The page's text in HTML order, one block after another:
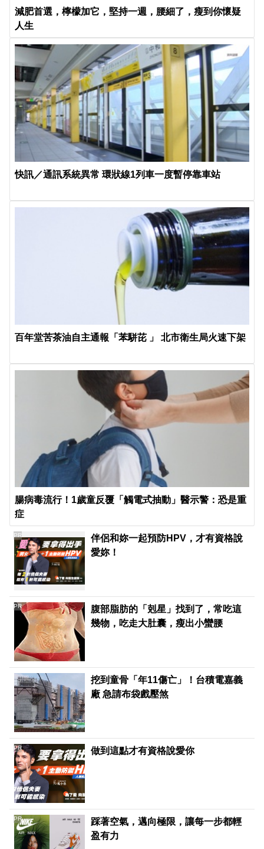
減肥首選，檸檬加它，堅持一週，腰細了，瘦到你懷疑
人生
快訊／通訊系統異常 環狀線1列車一度暫停靠車站
百年堂苦茶油自主通報「苯駢芘 」 北市衛生局火速下架
腸病毒流行！1歲童反覆「觸電式抽動」醫示警：恐是重
症
伴侶和妳一起預防HPV，才有資格說
愛妳！
PR
腹部脂肪的「剋星」找到了，常吃這
幾物，吃走大肚囊，瘦出小蠻腰
PR
挖到童骨「年11傷亡」！台積電嘉義
廠 急請布袋戲壓煞
做到這點才有資格說愛你
PR
踩著空氣，邁向極限，讓每一步都輕
盈有力
PR